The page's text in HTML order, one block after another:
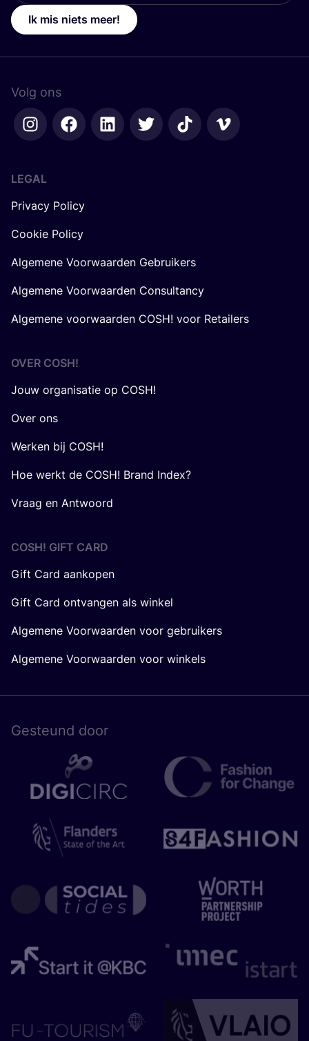
Ik mis niets meer!
Volg ons
LEGAL
Privacy Policy
Cookie Policy
Algemene Voorwaarden Gebruikers
Algemene Voorwaarden Consultancy
Algemene voorwaarden COSH! voor Retailers
OVER COSH!
Jouw organisatie op COSH!
Over ons
Werken bij COSH!
Hoe werkt de COSH! Brand Index?
Vraag en Antwoord
COSH! GIFT CARD
Gift Card aankopen
Gift Card ontvangen als winkel
Algemene Voorwaarden voor gebruikers
Algemene Voorwaarden voor winkels
Gesteund door